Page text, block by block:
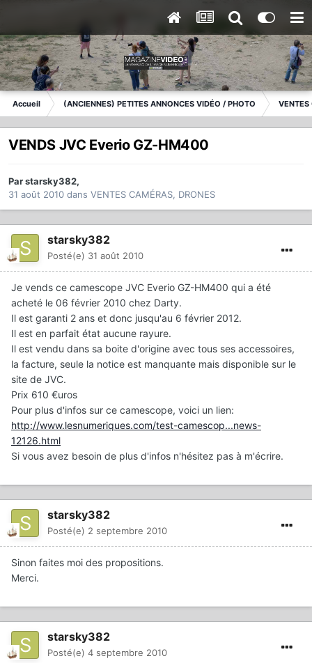
Accueil (ANCIENNES) PETITES ANNONCES VIDÉO / PHOTO VENTES
VENDS JVC Everio GZ-HM400
Parstarsky382,
31 août 2010 dans VENTES CAMÉRAS, DRONES
starsky382
Posté(e) 31 août 2010
Je vends ce camescope JVC Everio GZ-HM400 qui a été
acheté le 06 février 2010 chez Darty.
Il est garanti 2 ans et donc jusqu'au 6 février 2012.
Il est en parfait état aucune rayure.
Il est vendu dans sa boite d'origine avec tous ses accessoires,
la facture, seule la notice est manquante mais disponible sur le
site de JVC.
Prix 610 €uros
Pour plus d'infos sur ce camescope, voici un lien:
http://www.lesnumeriques.com/test-camescop...news-
12126.html
Si vous avez besoin de plus d'infos n'hésitez pas à m'écrire.
starsky382
Posté(e) 2 septembre 2010
Sinon faites moi des propositions.
Merci.
starsky382
Posté(e) 4 septembre 2010